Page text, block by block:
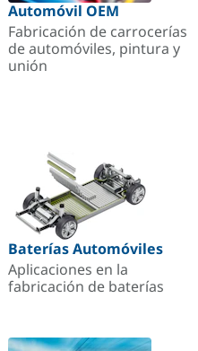
Automóvil OEM
Fabricación de carrocerías
de automóviles, pintura y
unión
Baterías Automóviles
Aplicaciones en la
fabricación de baterías